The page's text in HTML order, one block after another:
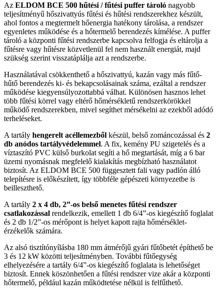
Az ELDOM BCE 500 hűtési / fűtési puffer tároló nagyobb
teljesítményű hőszivattyús fűtési és hűtési rendszerekhez készült,
ahol fontos a megtermelt hőenergia hatékony tárolása, a rendszer
egyenletes működése és a hőtermelő berendezés kímélése. A puffer
tároló a központi fűtési rendszerbe kapcsolva felfogja és eltárolja a
fűtésre vagy hűtésre közvetlenül fel nem használt energiát, majd
szükség szerint visszatáplálja azt a rendszerbe.
Használatával csökkenthető a hőszivattyú, kazán vagy más fűtő-
hűtő berendezés ki- és bekapcsolásainak száma, ezáltal a rendszer
működése kiegyensúlyozottabbá válhat. Különösen hasznos lehet
több fűtési körrel vagy eltérő hőmérsékletű rendszerkörökkel
működő rendszerekben, mivel segíthet mérsékelni az ezekből adódó
terheléseket.
A tartály hengerelt acéllemezből készül, belső zománcozással és 2
db anódos tartályvédelemmel. A fix, kemény PU szigetelés és a
víztaszító PVC külső burkolat segíti a hő megtartását, míg a 6 bar
üzemi nyomásnak megfelelő kialakítás megbízható használatot
biztosít. Az ELDOM BCE 500 függesztett fali vagy padlón álló
telepítésre is előkészített, így többféle gépészeti környezetbe is
beilleszthető.
A tartály 2 x 4 db, 2”-os belső menetes fűtési rendszer
csatlakozással rendelkezik, emellett 1 db 6/4”-os kiegészítő foglalat
és 2 db 1/2”-os mérőpont is helyet kapott rajta hőmérséklet-
érzékelők számára.
Az alsó tisztítónyílásba 180 mm átmérőjű gyári fűtőbetét építhető be
3 és 12 kW közötti teljesítményben. További fűtőegység
elhelyezésére a tartály 6/4”-os kiegészítő foglalata is lehetőséget
biztosít. Ennek köszönhetően a fűtési rendszer vize akár a központi
hőtermelő, például kazán működtetése nélkül is felfűthető.